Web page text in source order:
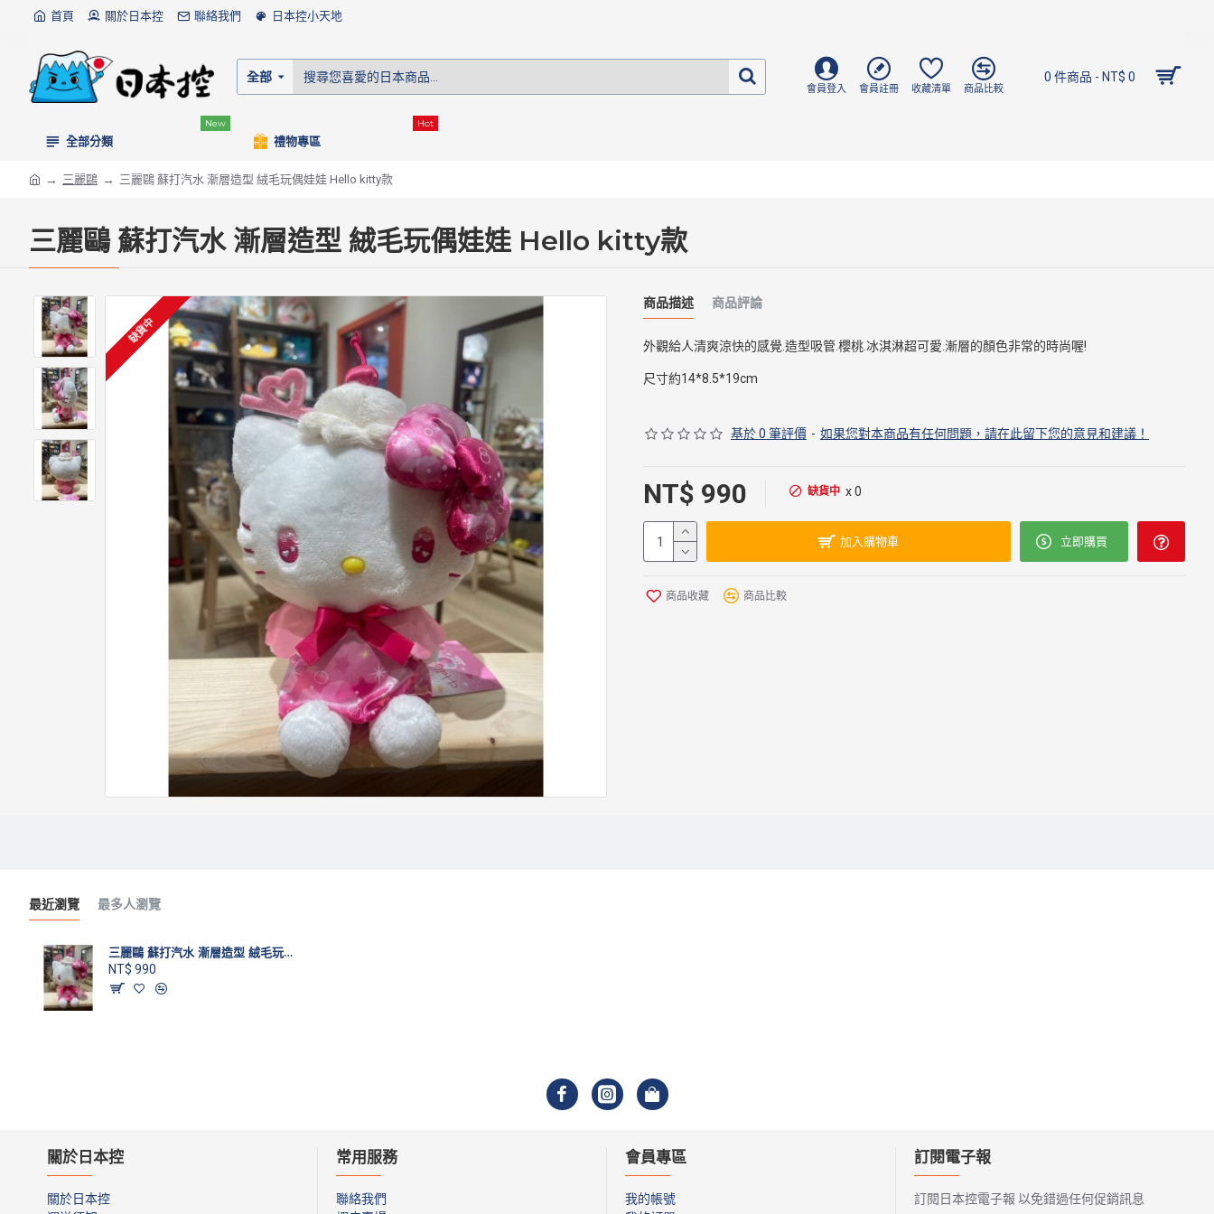
首頁 關於日本控 聯絡我們 日本控小天地
全部
會員登入 會員註冊 收藏清單 商品比較
0 件商品 - NT$ 0
全部分類
New
禮物專區
Hot
三麗鷗 三麗鷗 蘇打汽水 漸層造型 絨毛玩偶娃娃 Hello kitty款
三麗鷗 蘇打汽水 漸層造型 絨毛玩偶娃娃 Hello kitty款
缺貨中
商品描述 商品評論
外觀給人清爽涼快的感覺.造型吸管.櫻桃.冰淇淋超可愛.漸層的顏色非常的時尚喔!
尺寸約14*8.5*19cm
基於 0 筆評價 - 如果您對本商品有任何問題，請在此留下您的意見和建議！
NT$ 990 缺貨中 x 0
加入購物車 立即購買
商品收藏 商品比較
最近瀏覽 最多人瀏覽
三麗鷗 蘇打汽水 漸層造型 絨毛玩偶娃娃 Hello kitty款
NT$ 990
關於日本控
關於日本控
常用服務
聯絡我們
會員專區
我的帳號
訂閱電子報
訂閱日本控電子報 以免錯過任何促銷訊息